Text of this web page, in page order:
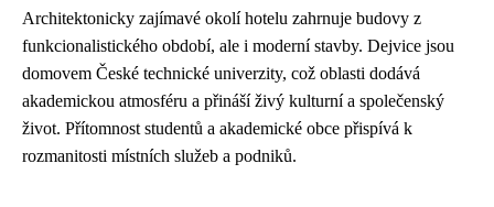
Architektonicky zajímavé okolí hotelu zahrnuje budovy z
funkcionalistického období, ale i moderní stavby. Dejvice jsou
domovem České technické univerzity, což oblasti dodává
akademickou atmosféru a přináší živý kulturní a společenský
život. Přítomnost studentů a akademické obce přispívá k
rozmanitosti místních služeb a podniků.